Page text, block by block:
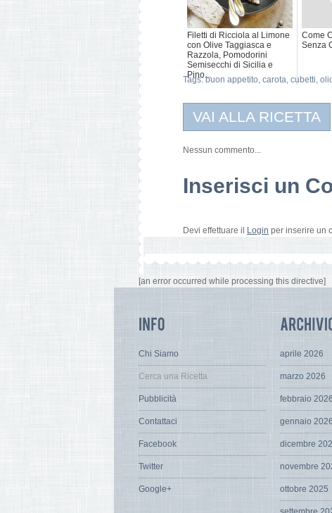
Filetti di Ricciola al Limone
con Olive Taggiasca e
Razzola, Pomodorini
Semisecchi di Sicilia e
Pino...
Come
Senza
Tags:buon appetito, carota, cubetti,
VAI ALLA RICETTA
Nessun commento...
Inserisci un
Devi effettuare il Login per inserire un
[an error occurred while processing this directive]
Chi Siamo
Cerca una Ricetta
Pubblicità
Contattaci
Facebook
Twitter
Google+
aprile 2026
marzo 2026
febbraio 2026
gennaio 2026
dicembre
novembre
ottobre 2025